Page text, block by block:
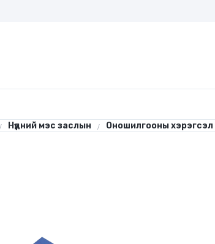
Нүдний мэс заслын Оношилгооны хэрэгсэл